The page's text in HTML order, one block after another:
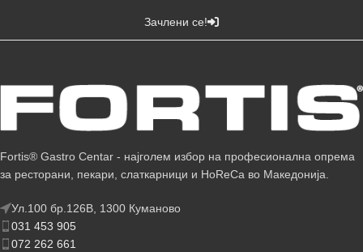
Зачлени се!
Fortis® Gastro Centar - најголем избор на професионална опрема
за ресторани, пекари, слаткарници и HoReCa во Македонија.
Ул.100 бр.126В, 1300 Куманово
031 453 905
072 262 661